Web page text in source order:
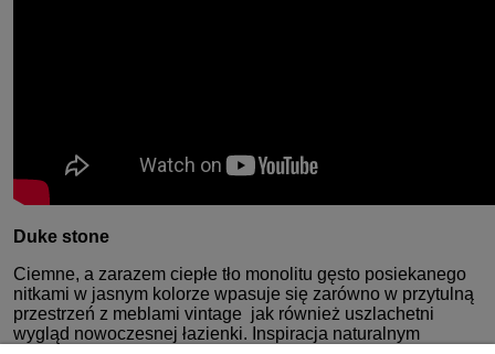
Duke stone
Ciemne, a zarazem ciepłe tło monolitu gęsto posiekanego
nitkami w jasnym kolorze wpasuje się zarówno w przytulną
przestrzeń z meblami vintage jak również uszlachetni
wygląd nowoczesnej łazienki. Inspiracja naturalnym